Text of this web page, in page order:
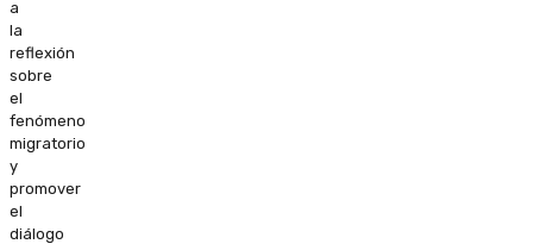
a
la
reflexión
sobre
el
fenómeno
migratorio
y
promover
el
diálogo